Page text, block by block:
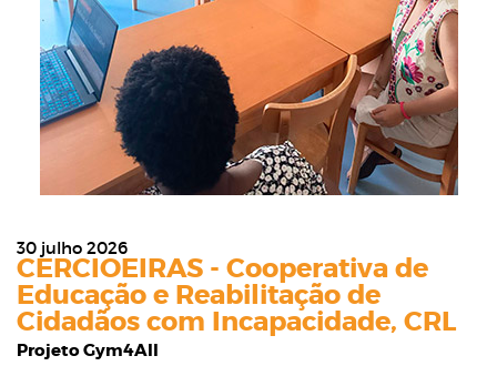
30 julho 2026
CERCIOEIRAS - Cooperativa de
Educação e Reabilitação de
Cidadãos com Incapacidade, CRL
Projeto Gym4All